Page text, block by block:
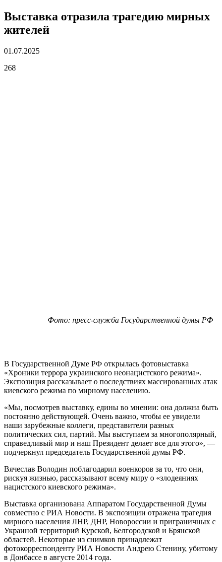
Выставка отразила трагедию мирных
жителей
01.07.2025
268
Фото: пресс-служба Государственной думы РФ
В Государственной Думе РФ открылась фотовыставка
«Хроники террора украинского неонацистского режима».
Экспозиция рассказывает о последствиях массированных атак
киевского режима по мирному населению.
«Мы, посмотрев выставку, едины во мнении: она должна быть
постоянно действующей. Очень важно, чтобы ее увидели
наши зарубежные коллеги, представители разных
политических сил, партий. Мы выступаем за многополярный,
справедливый мир и наш Президент делает все для этого», —
подчеркнул председатель Государственной думы РФ.
Вячеслав Володин поблагодарил военкоров за то, что они,
рискуя жизнью, рассказывают всему миру о «злодеяниях
нацистского киевского режима».
Выставка организована Аппаратом Государственной Думы
совместно с РИА Новости. В экспозиции отражена трагедия
мирного населения ЛНР, ДНР, Новороссии и приграничных с
Украиной территорий Курской, Белгородской и Брянской
областей. Некоторые из снимков принадлежат
фотокорреспонденту РИА Новости Андрею Стенину, убитому
в Донбассе в августе 2014 года.